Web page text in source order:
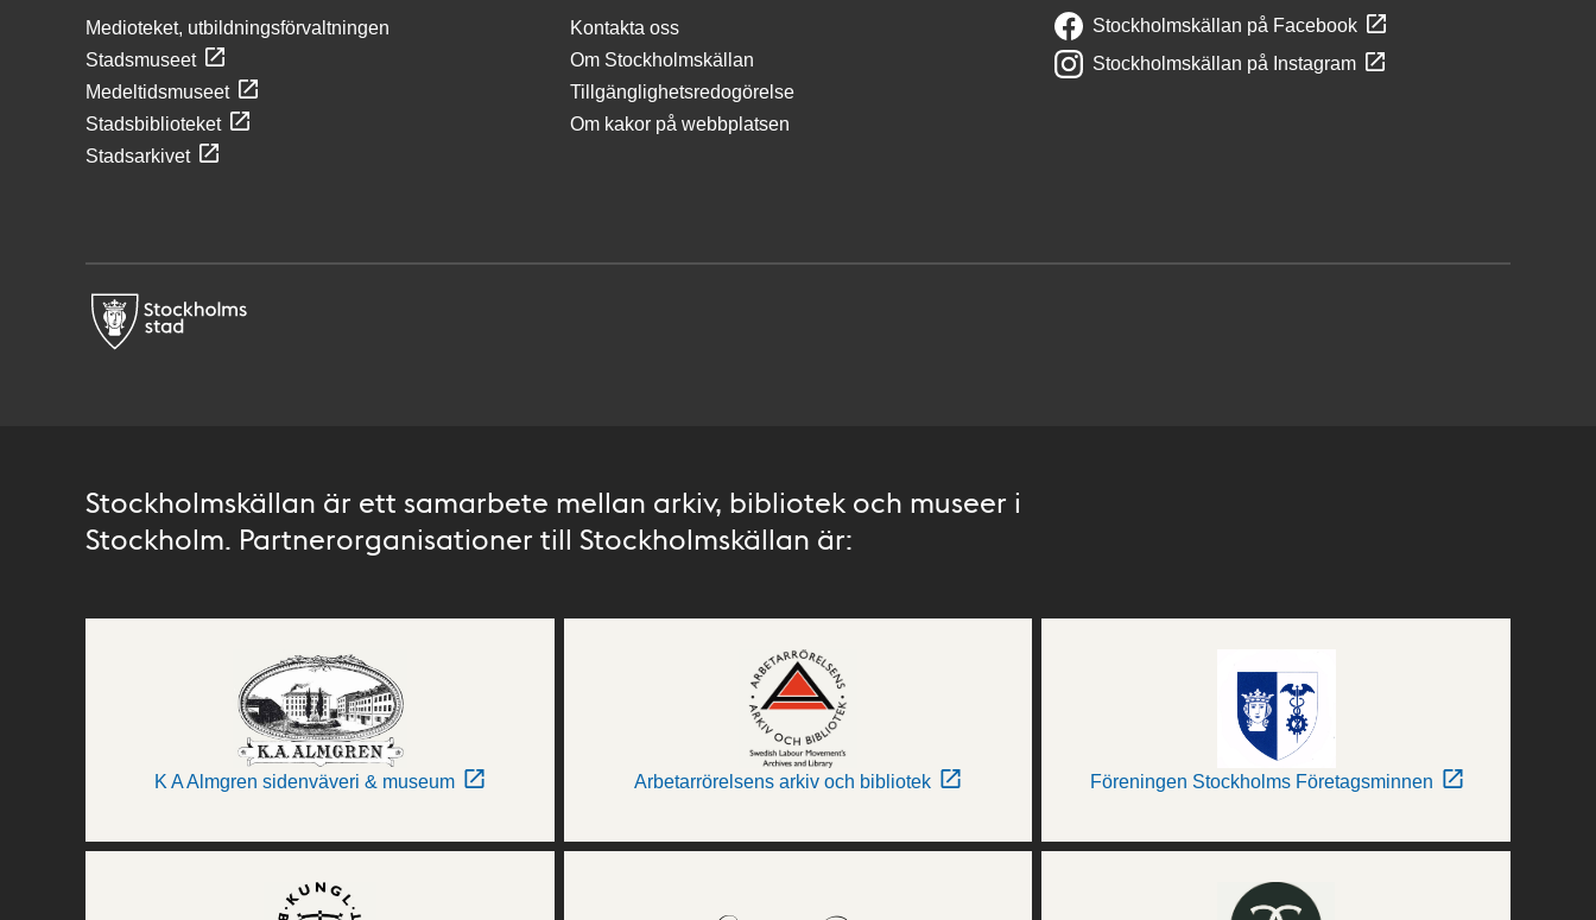
Medioteket, utbildningsförvaltningen
Stadsmuseet
Medeltidsmuseet
Stadsbiblioteket
Stadsarkivet
Kontakta oss
Om Stockholmskällan
Tillgänglighetsredogörelse
Om kakor på webbplatsen
Stockholmskällan på Facebook
Stockholmskällan på Instagram
Stockholmskällan är ett samarbete mellan arkiv, bibliotek och museer i
Stockholm. Partnerorganisationer till Stockholmskällan är:
K A Almgren sidenväveri & museum Arbetarrörelsens arkiv och bibliotek Föreningen Stockholms Företagsminnen